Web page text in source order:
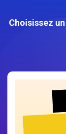
Choisissez